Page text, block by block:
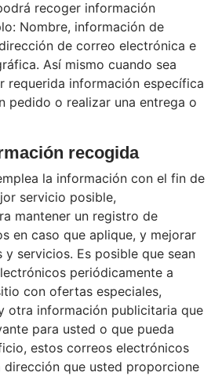
recoger información
Nombre, información de
de correo electrónica e
Así mismo cuando sea
requerida información específica
pedido o realizar una entrega o
recogida
la información con el fin de
servicio posible,
mantener un registro de
en caso que aplique, y mejorar
servicios. Es posible que sean
periódicamente a
con ofertas especiales,
otra información publicitaria que
para usted o que pueda
estos correos electrónicos
dirección que usted proporcione